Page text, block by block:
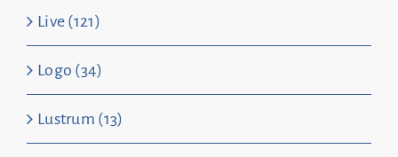
Live (121)
Logo (34)
Lustrum (13)